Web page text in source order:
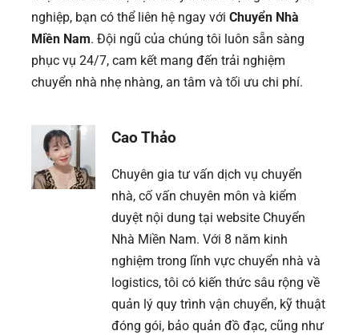
nghiệp, bạn có thể liên hệ ngay với Chuyển Nhà
Miền Nam. Đội ngũ của chúng tôi luôn sẵn sàng
phục vụ 24/7, cam kết mang đến trải nghiệm
chuyển nhà nhẹ nhàng, an tâm và tối ưu chi phí.
Cao Thảo
Chuyên gia tư vấn dịch vụ chuyển
nhà, cố vấn chuyên môn và kiểm
duyệt nội dung tại website Chuyển
Nhà Miền Nam. Với 8 năm kinh
nghiệm trong lĩnh vực chuyển nhà và
logistics, tôi có kiến thức sâu rộng về
quản lý quy trình vận chuyển, kỹ thuật
đóng gói, bảo quản đồ đạc, cũng như